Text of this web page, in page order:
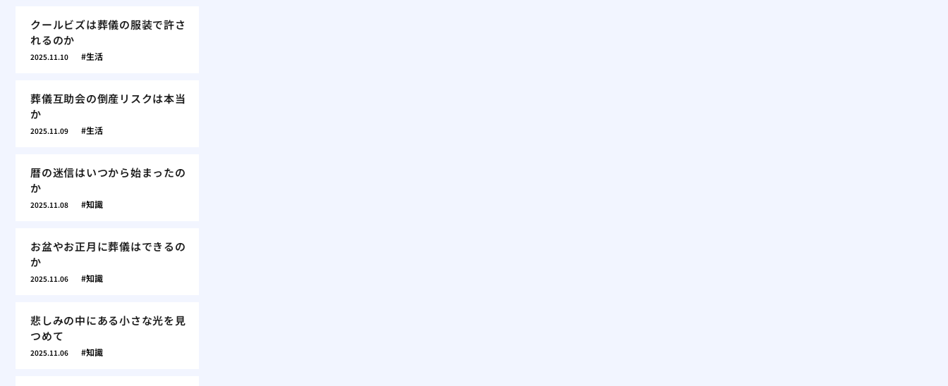
クールビズは葬儀の服装で許さ
れるのか
2025.11.10 生活
葬儀互助会の倒産リスクは本当
か
2025.11.09 生活
暦の迷信はいつから始まったの
か
2025.11.08 知識
お盆やお正月に葬儀はできるの
か
2025.11.06 知識
悲しみの中にある小さな光を見
つめて
2025.11.06 知識